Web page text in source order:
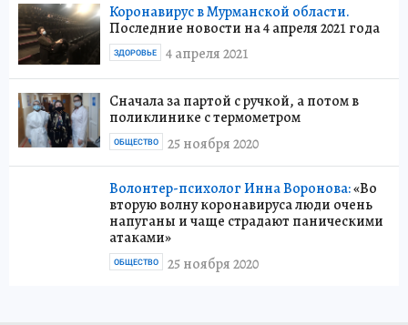
Коронавирус в Мурманской области.
Последние новости на 4 апреля 2021 года
4 апреля 2021
ЗДОРОВЬЕ
Сначала за партой с ручкой, а потом в
поликлинике с термометром
25 ноября 2020
ОБЩЕСТВО
Волонтер-психолог Инна Воронова:«Во
вторую волну коронавируса люди очень
напуганы и чаще страдают паническими
атаками»
25 ноября 2020
ОБЩЕСТВО